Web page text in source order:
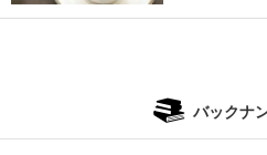
バックナ